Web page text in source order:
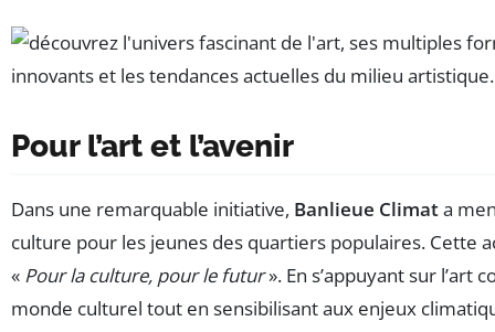
Pour l’art et l’avenir
Dans une remarquable initiative, Banlieue Climata
culture pour les jeunes des quartiers populaires. Cette
« Pour la culture, pour le futur». En s’appuyant sur l’art
monde culturel tout en sensibilisant aux enjeux